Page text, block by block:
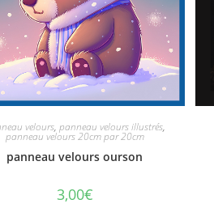
velours, panneau velours illustrés,
panneau velours 20cm par 20cm
panneau velours ourson
3,00€